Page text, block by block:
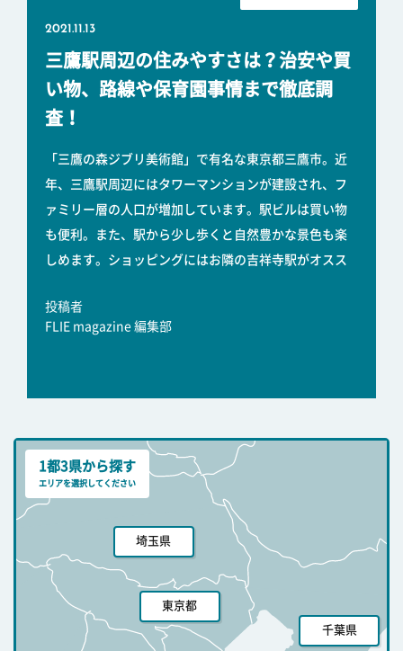
2021.11.13
三鷹駅周辺の住みやすさは？治安や買
い物、路線や保育園事情まで徹底調
査！
「三鷹の森ジブリ美術館」で有名な東京都三鷹市。近
年、三鷹駅周辺にはタワーマンションが建設され、フ
ァミリー層の人口が増加しています。駅ビルは買い物
も便利。また、駅から少し歩くと自然豊かな景色も楽
しめます。ショッピングにはお隣の吉祥寺駅がオスス
投稿者
FLIE magazine 編集部
1都3県から探す
エリアを選択してください
埼玉県
東京都
千葉県